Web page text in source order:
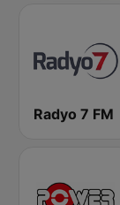
Radyo 7 FM